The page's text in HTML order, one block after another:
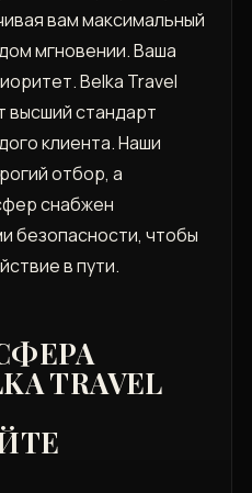
вам максимальный
мгновении. Ваша
Belka Travel
высший стандарт
клиента. Наши
отбор, а
снабжен
безопасности, чтобы
в пути.
TRAVEL